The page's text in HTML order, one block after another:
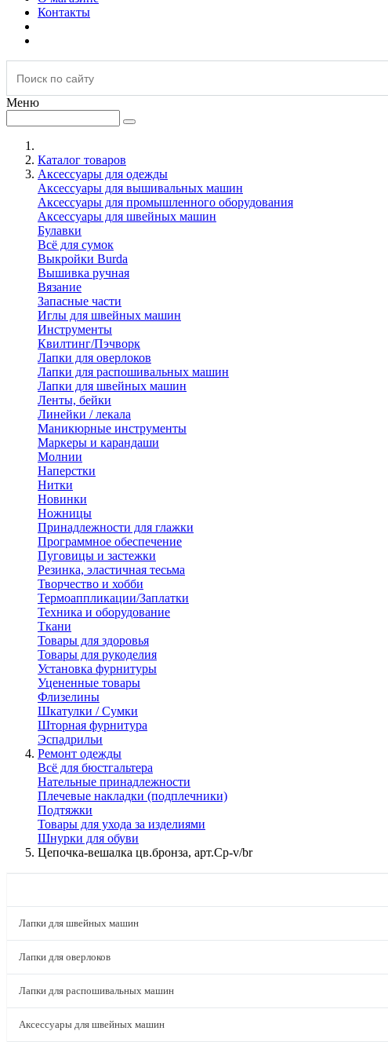
Контакты
Меню
Каталог товаров
Аксессуары для одежды
Аксессуары для вышивальных машин
Аксессуары для промышленного оборудования
Аксессуары для швейных машин
Булавки
Всё для сумок
Выкройки Burda
Вышивка ручная
Вязание
Запасные части
Иглы для швейных машин
Инструменты
Квилтинг/Пэчворк
Лапки для оверлоков
Лапки для распошивальных машин
Лапки для швейных машин
Ленты, бейки
Линейки / лекала
Маникюрные инструменты
Маркеры и карандаши
Молнии
Наперстки
Нитки
Новинки
Ножницы
Принадлежности для глажки
Программное обеспечение
Пуговицы и застежки
Резинка, эластичная тесьма
Творчество и хобби
Термоаппликации/Заплатки
Техника и оборудование
Ткани
Товары для здоровья
Товары для рукоделия
Установка фурнитуры
Уцененные товары
Флизелины
Шкатулки / Сумки
Шторная фурнитура
Эспадрильи
Ремонт одежды
Всё для бюстгальтера
Нательные принадлежности
Плечевые накладки (подплечники)
Подтяжки
Товары для ухода за изделиями
Шнурки для обуви
Цепочка-вешалка цв.бронза, арт.Cp-v/br
Лапки для швейных машин
Лапки для оверлоков
Лапки для распошивальных машин
Аксессуары для швейных машин